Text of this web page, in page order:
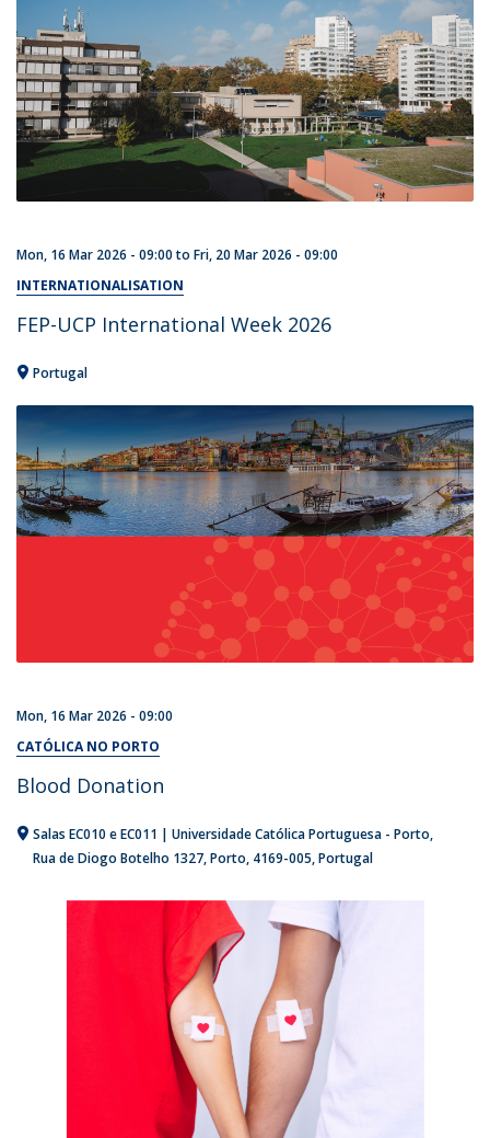
Mon, 16 Mar 2026 - 09:00to Fri, 20 Mar 2026 - 09:00
INTERNATIONALISATION
FEP-UCP International Week 2026
Portugal
Mon, 16 Mar 2026 - 09:00
CATÓLICA NO PORTO
Blood Donation
Salas EC010 e EC011 | Universidade Católica Portuguesa - Porto
Rua de Diogo Botelho 1327 Porto 4169-005 Portugal